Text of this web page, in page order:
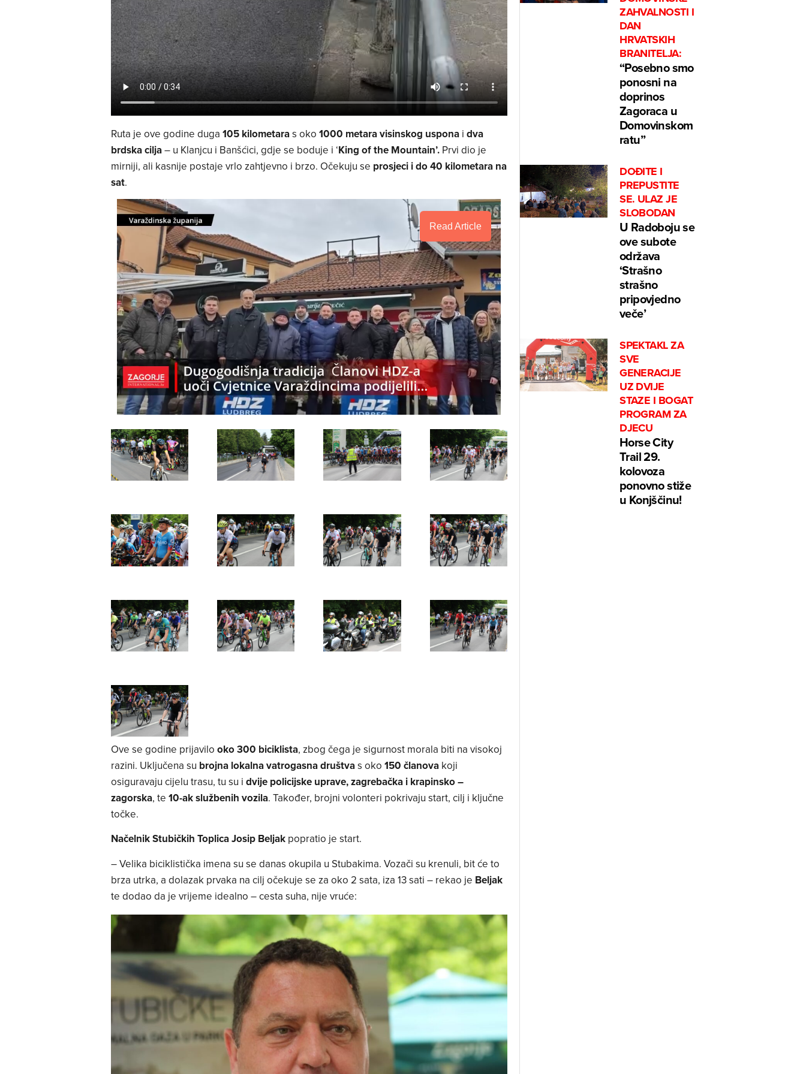
Ruta je ove godine duga 105 kilometaras oko 1000 metara visinskog usponai dva
brdska cilja– u Klanjcu i Banšćici, gdje se boduje i ‘King of the Mountain’.Prvi dio je
mirniji, ali kasnije postaje vrlo zahtjevno i brzo. Očekuju se prosjeci i do 40 kilometara na
sat.
Read Article
Ove se godine prijavilo oko 300 biciklista, zbog čega je sigurnost morala biti na visokoj
razini. Uključena su brojna lokalna vatrogasna društvas oko 150 članovakoji
osiguravaju cijelu trasu, tu su i dvije policijske uprave, zagrebačka i krapinsko –
zagorska, te 10-ak službenih vozila. Također, brojni volonteri pokrivaju start, cilj i ključne
točke.
Načelnik Stubičkih Toplica Josip Beljakpopratio je start.
– Velika biciklistička imena su se danas okupila u Stubakima. Vozači su krenuli, bit će to
brza utrka, a dolazak prvaka na cilj očekuje se za oko 2 sata, iza 13 sati – rekao je Beljak
te dodao da je vrijeme idealno – cesta suha, nije vruće:
ZAHVALNOSTI I
DAN
HRVATSKIH
BRANITELJA:
“Posebno smo
ponosni na
doprinos
Zagoraca u
Domovinskom
ratu”
DOĐITE I
PREPUSTITE
SE. ULAZ JE
SLOBODAN
U Radoboju se
ove subote
održava
‘Strašno
strašno
pripovjedno
veče’
SPEKTAKL ZA
SVE
GENERACIJE
UZ DVIJE
STAZE I BOGAT
PROGRAM ZA
DJECU
Horse City
Trail 29.
kolovoza
ponovno stiže
u Konjščinu!